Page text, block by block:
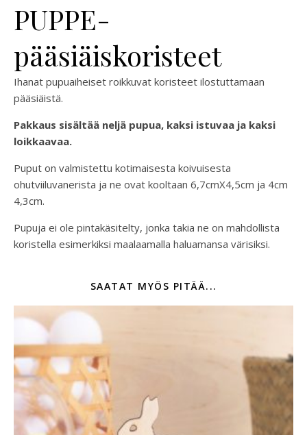
PUPPE-
pääsiäiskoristeet
Ihanat pupuaiheiset roikkuvat koristeet ilostuttamaan
pääsiäistä.
Pakkaus sisältää neljä pupua, kaksi istuvaa ja kaksi
loikkaavaa.
Puput on valmistettu kotimaisesta koivuisesta
ohutviiluvanerista ja ne ovat kooltaan 6,7cmX4,5cm ja 4cm
4,3cm.
Pupuja ei ole pintakäsitelty, jonka takia ne on mahdollista
koristella esimerkiksi maalaamalla haluamansa värisiksi.
SAATAT MYÖS PITÄÄ...